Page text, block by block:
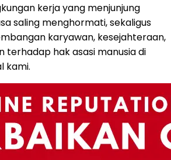
kerja yang menjunjung
saling menghormati, sekaligus
karyawan, kesejahteraan,
terhadap hak asasi manusia di
kami.